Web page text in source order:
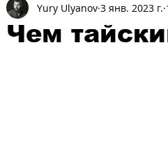
Чем
Yury Ulyanov 3 янв. 2023 г.